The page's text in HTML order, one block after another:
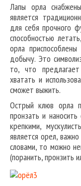
Лапы орла
является
для себя прочного
способностью
орла
добычу. Это
то, что
хватать и
сможет выжить.
Острый клюв орла
пронзать и
крепкими,
является орел,
словами, то можно
(поранить, пронзить